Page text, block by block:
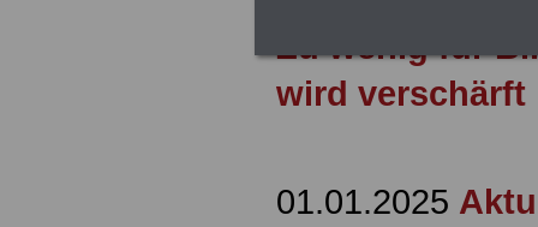
Zu wenig für
wird verschärft
01.01.2025